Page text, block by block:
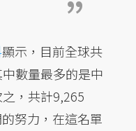
顯示，目前全球共
數量最多的是中
，共計9,265
努力， 在這名單